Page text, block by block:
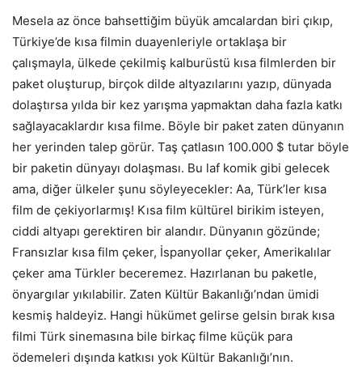
Mesela az önce bahsettiğim büyük amcalardan biri çıkıp,
Türkiye’de kısa filmin duayenleriyle ortaklaşa bir
çalışmayla, ülkede çekilmiş kalburüstü kısa filmlerden bir
paket oluşturup, birçok dilde altyazılarını yazıp, dünyada
dolaştırsa yılda bir kez yarışma yapmaktan daha fazla katkı
sağlayacaklardır kısa filme. Böyle bir paket zaten dünyanın
her yerinden talep görür. Taş çatlasın 100.000 $ tutar böyle
bir paketin dünyayı dolaşması. Bu laf komik gibi gelecek
ama, diğer ülkeler şunu söyleyecekler: Aa, Türk’ler kısa
film de çekiyorlarmış! Kısa film kültürel birikim isteyen,
ciddi altyapı gerektiren bir alandır. Dünyanın gözünde;
Fransızlar kısa film çeker, İspanyollar çeker, Amerikalılar
çeker ama Türkler beceremez. Hazırlanan bu paketle,
önyargılar yıkılabilir. Zaten Kültür Bakanlığı’ndan ümidi
kesmiş haldeyiz. Hangi hükümet gelirse gelsin bırak kısa
filmi Türk sinemasına bile birkaç filme küçük para
ödemeleri dışında katkısı yok Kültür Bakanlığı’nın.